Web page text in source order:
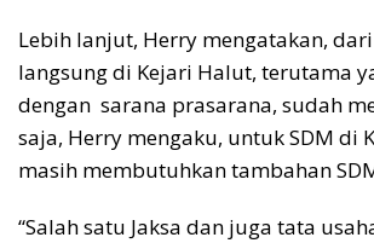
Lebih lanjut, Herry mengatakan,
langsung di Kejari Halut, terutama
dengan sarana prasarana, sudah
saja, Herry mengaku, untuk SDM di
masih membutuhkan tambahan
“Salah satu Jaksa dan juga tata